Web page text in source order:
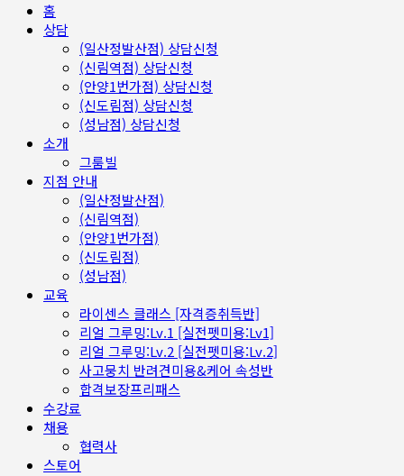
홈
상담
(일산정발산점) 상담신청
(신림역점) 상담신청
(안양1번가점) 상담신청
(신도림점) 상담신청
(성남점) 상담신청
소개
그룸빌
지점 안내
(일산정발산점)
(신림역점)
(안양1번가점)
(신도림점)
(성남점)
교육
라이센스 클래스 [자격증취득반]
리얼 그루밍:Lv.1 [실전펫미용:Lv1]
리얼 그루밍:Lv.2 [실전펫미용:Lv.2]
사고뭉치 반려견미용&케어 속성반
합격보장프리패스
수강료
채용
협력사
스토어